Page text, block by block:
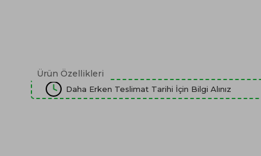
Ürün Özellikleri
Daha Erken Teslimat Tarihi İçin Bilgi Alınız